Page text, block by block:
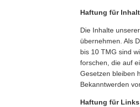
Haftung für
Die Inhalte
übernehmen. Als
bis 10 TMG sind
forschen, die auf
Gesetzen bleiben
Bekanntwerden
Haftung für Links